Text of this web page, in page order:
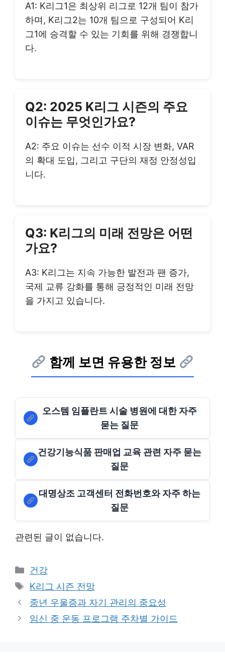
A1: K리그1은 최상위 리그로 12개 팀이 참가
하며, K리그2는 10개 팀으로 구성되어 K리
그1에 승격할 수 있는 기회를 위해 경쟁합니
다.
Q2: 2025 K리그 시즌의 주요
이슈는 무엇인가요?
A2: 주요 이슈는 선수 이적 시장 변화, VAR
의 확대 도입, 그리고 구단의 재정 안정성입
니다.
Q3: K리그의 미래 전망은 어떤
가요?
A3: K리그는 지속 가능한 발전과 팬 증가,
국제 교류 강화를 통해 긍정적인 미래 전망
을 가지고 있습니다.
함께 보면 유용한 정보
오스템 임플란트 시술 병원에 대한 자주
묻는 질문
건강기능식품 판매업 교육 관련 자주 묻는
질문
대명상조 고객센터 전화번호와 자주 하는
질문
관련된 글이 없습니다.
Categories
건강
Tags
K리그 시즌 전망
중년 우울증과 자기 관리의 중요성
임신 중 운동 프로그램 주차별 가이드